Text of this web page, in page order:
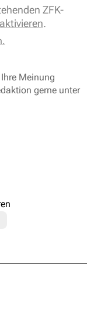
ZFK-
.
Meinung
gerne unter